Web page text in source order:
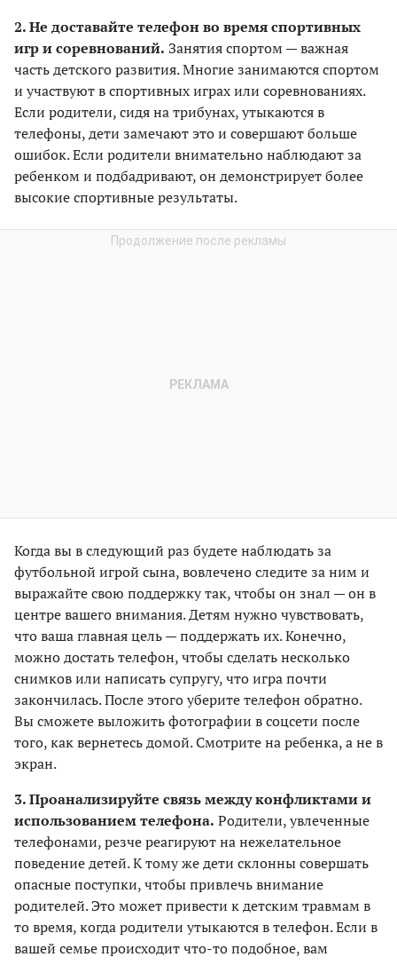
2. Не доставайте телефон во время спортивных
игр и соревнований. Занятия спортом — важная
часть детского развития. Многие занимаются спортом
и участвуют в спортивных играх или соревнованиях.
Если родители, сидя на трибунах, утыкаются в
телефоны, дети замечают это и совершают больше
ошибок. Если родители внимательно наблюдают за
ребенком и подбадривают, он демонстрирует более
высокие спортивные результаты.
Когда вы в следующий раз будете наблюдать за
футбольной игрой сына, вовлечено следите за ним и
выражайте свою поддержку так, чтобы он знал — он в
центре вашего внимания. Детям нужно чувствовать,
что ваша главная цель — поддержать их. Конечно,
можно достать телефон, чтобы сделать несколько
снимков или написать супругу, что игра почти
закончилась. После этого уберите телефон обратно.
Вы сможете выложить фотографии в соцсети после
того, как вернетесь домой. Смотрите на ребенка, а не в
экран.
3. Проанализируйте связь между конфликтами и
использованием телефона. Родители, увлеченные
телефонами, резче реагируют на нежелательное
поведение детей. К тому же дети склонны совершать
опасные поступки, чтобы привлечь внимание
родителей. Это может привести к детским травмам в
то время, когда родители утыкаются в телефон. Если в
вашей семье происходит что-то подобное, вам